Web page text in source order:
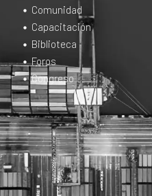
Comunidad
Capacitación
Biblioteca
Foros
Congreso